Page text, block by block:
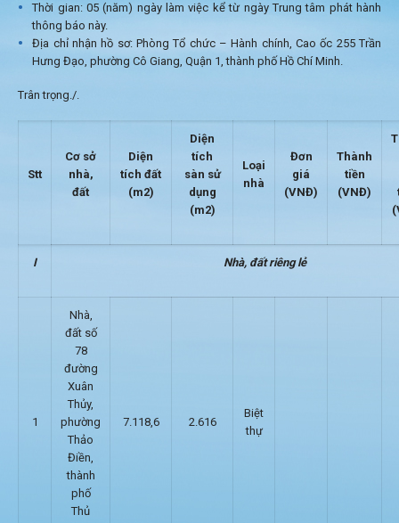
Thời gian: 05 (năm) ngày làm việc kể từ ngày Trung tâm phát hành
thông báo này.
Địa chỉ nhận hồ sơ: Phòng Tổ chức – Hành chính, Cao ốc 255 Trần
Hưng Đạo, phường Cô Giang, Quận 1, thành phố Hồ Chí Minh.
Trân trọng./.
Stt
Cơ sở
nhà,
đất
Diện
tích đất
(m2)
Diện
tích
sàn sử
dụng
(m2)
Loại
nhà
Đơn
giá
(VNĐ)
Thành
tiền
(VNĐ)
I Nhà, đất riêng lẻ
1
Nhà,
đất số
78
đường
Xuân
Thủy,
phường
Thảo
Điền,
thành
phố
Thủ
7.118,6 2.616
Biệt
thự